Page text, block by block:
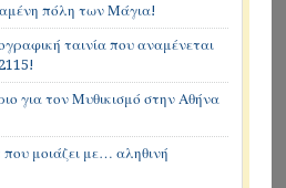
πόλη των Μάγια!
ταινία που αναμένεται
για τον Μυθικισμό στην Αθήνα
μοιάζει με… αληθινή